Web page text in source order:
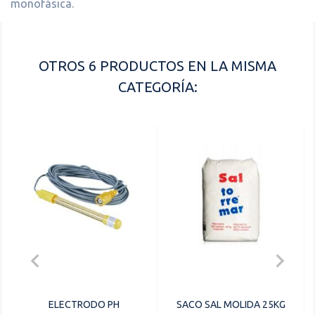
monofásica.
OTROS 6 PRODUCTOS EN LA MISMA
CATEGORÍA:

ELECTRODO PH SACO SAL MOLIDA 25KG
